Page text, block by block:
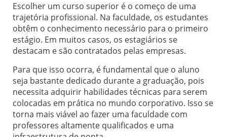
Escolher um curso superior é o começo de uma
trajetória profissional. Na faculdade, os estudantes
obtêm o conhecimento necessário para o primeiro
estágio. Em muitos casos, os estagiários se
destacam e são contratados pelas empresas.
Para que isso ocorra, é fundamental que o aluno
seja bastante dedicado durante a graduação, pois
necessita adquirir habilidades técnicas para serem
colocadas em prática no mundo corporativo. Isso se
torna mais viável ao fazer uma faculdade com
professores altamente qualificados e uma